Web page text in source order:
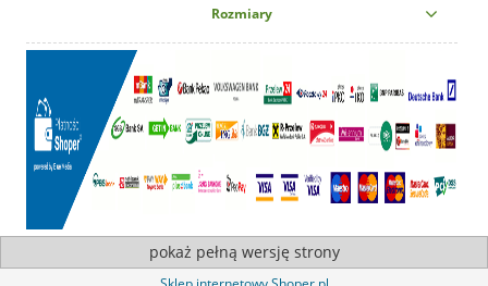
Rozmiary
pokaż pełną wersję strony